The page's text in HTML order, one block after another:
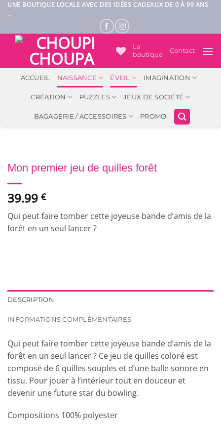
Passer
au
UNE BOUTIQUE LOCALE AVEC DES IDÉES CADEAUX DE 0 À 99 ANS
..
La
boutique
Contact
ACCUEIL NAISSANCE ÉVEIL IMAGINATION
CRÉATION PUZZLES JEUX DE SOCIÉTÉ
BAGAGERIE / ACCESSOIRES PROMO
Mon premier jeu de quilles forêt
39.99 €
Qui peut faire tomber cette joyeuse bande d’amis de la
forêt en un seul lancer ?
DESCRIPTION
INFORMATIONS COMPLÉMENTAIRES
Qui peut faire tomber cette joyeuse bande d’amis de la
forêt en un seul lancer ? Ce jeu de quilles coloré est
composé de 6 quilles souples et d’une balle sonore en
tissu. Pour jouer à l’intérieur tout en douceur et
devenir une future star du bowling.
Compositions 100% polyester